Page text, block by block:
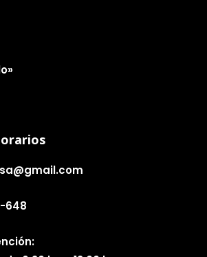
648